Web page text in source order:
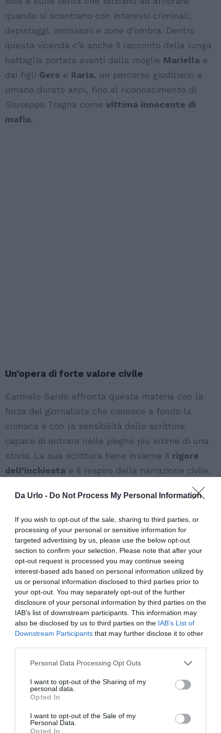
Da Urlo - Do Not Process My Personal Information
If you wish to opt-out of the sale, sharing to third parties, or
processing of your personal or sensitive information for
targeted advertising by us, please use the below opt-out
section to confirm your selection. Please note that after your
opt-out request is processed you may continue seeing
interest-based ads based on personal information utilized by
us or personal information disclosed to third parties prior to
your opt-out. You may separately opt-out of the further
disclosure of your personal information by third parties on the
IAB’s list of downstream participants. This information may
also be disclosed by us to third parties on the IAB’s List of
Downstream Participants that may further disclose it to other
Personal Data Processing Opt Outs
I want to opt-out of the Sharing of my
personal data.
Opted In
I want to opt-out of the Sale of my
Personal Data.
Opted In
quando si scontrano con interessi criminali,
depistaggi, omissioni e zone d’ombra. Dentro
questa vicenda c’è anche il racconto della lunga
battaglia portata avanti dalla moglie Mariella e
dai figli Gero e Ilaria, un percorso giudiziario e
umano durato anni, fino al riconoscimento di
Giuseppe Tragna come vittima innocente di
mafia.
Un’opera di forte valore civile
Carmelo Sardo affronta questa materia con la
forza del giornalista che conosce a fondo la
cronaca e con la sensibilità dello scrittore
capace di entrare nelle pieghe più intime di una
storia. La sua scrittura tiene insieme il rigore
dell’inchiesta e il respiro della narrazione civile.
Non rincorre effetti facili, non piega il dolore alla
retorica e non usa la mafia come semplice
sfondo narrativo. Al contrario, ricostruisce,
illumina e rimette in ordine fatti, responsabilità e
ferite, riportando al centro le persone: Giuseppe
Tragna, la sua famiglia, la loro attesa di giustizia
e il peso di una verità negata troppo a lungo.
Il nuovo libro conferma così la cifra più
riconoscibile di Sardo: raccontare il crimine
organizzato e le sue conseguenze non come
attraversa altri lavori importanti, da
“Malerba”
scritto con Giuseppe Grassonelli
Mondadori, a“Cani senza padrone” , da